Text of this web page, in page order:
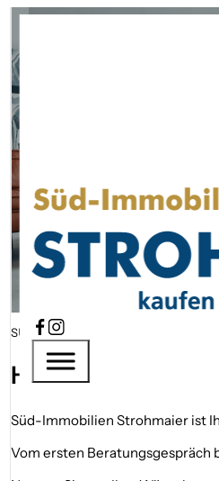
Süd-Immobilien
SÜD-IMMOBILIEN STROHMAIER
Herzlich
Süd-Immobilien Strohmaier ist
Vom ersten Beratungsgespräch